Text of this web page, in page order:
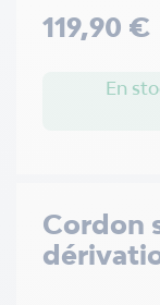
Cordon
119,90 €
En